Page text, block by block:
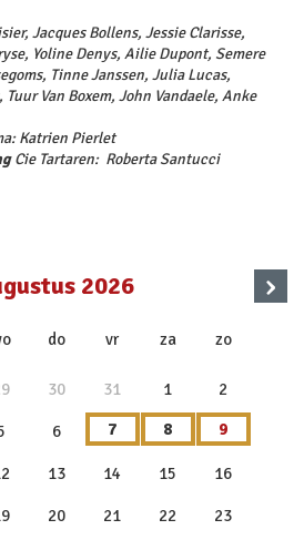
Jacques Bollens, Jessie Clarisse,
Yoline Denys, Ailie Dupont, Semere
Tinne Janssen, Julia Lucas,
Van Boxem, John Vandaele, Anke
Katrien Pierlet
Cie Tartaren: Roberta Santucci
2026
do vr za zo
30 31 1 2
6 7 8 9
13 14 15 16
20 21 22 23
›